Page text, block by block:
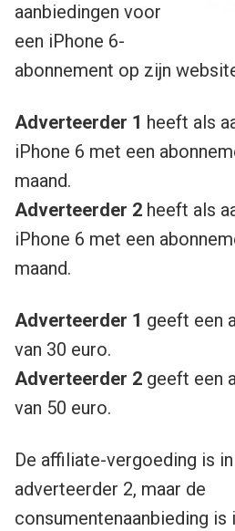
aanbiedingen voor
een iPhone 6-
abonnement op zijn
Adverteerder 1 heeft als
iPhone 6 met een
maand.
Adverteerder 2 heeft als
iPhone 6 met een
maand.
Adverteerder 1 geeft een
van 30 euro.
Adverteerder 2 geeft een
van 50 euro.
De affiliate-vergoeding is
adverteerder 2, maar de
consumentenaanbieding is